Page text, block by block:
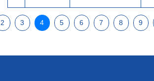
2 3 4 5 6 7 8 9